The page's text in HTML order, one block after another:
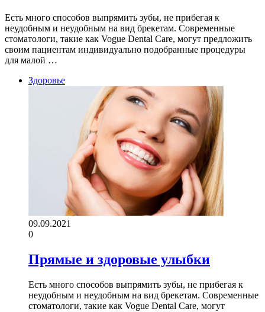
Есть много способов выпрямить зубы, не прибегая к
неудобным и неудобным на вид брекетам. Современные
стоматологи, такие как Vogue Dental Care, могут предложить
своим пациентам индивидуально подобранные процедуры
для малой …
Здоровье
09.09.2021
0
Прямые и здоровые улыбки
Есть много способов выпрямить зубы, не прибегая к
неудобным и неудобным на вид брекетам. Современные
стоматологи, такие как Vogue Dental Care, могут